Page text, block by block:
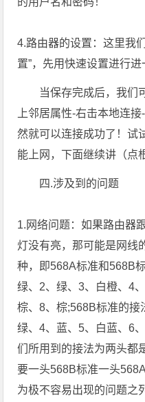
4.路由器的设置：这里我
置”，先用快速设置进行进
当保存完成后，我们
上邻居属性-右击本地连
然就可以连接成功了！试
能上网，下面继续讲（点
四.涉及到的问题
1.网络问题：如果路由器
灯没有亮，那可能是网线
种，即568A标准和568B
绿、2、绿、3、白橙、4
棕、8、棕;568B标准的接
绿、4、蓝、5、白蓝、6
们所用到的接法为两头都
要一头568B标准一头
为极不容易出现的问题之